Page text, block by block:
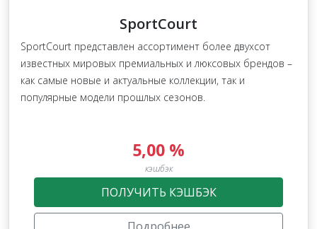
SportCourt
SportCourt представлен ассортимент более двухсот
известных мировых премиальных и люксовых брендов –
как самые новые и актуальные коллекции, так и
популярные модели прошлых сезонов.
5,00 %
кэшбэк
ПОЛУЧИТЬ КЭШБЭК